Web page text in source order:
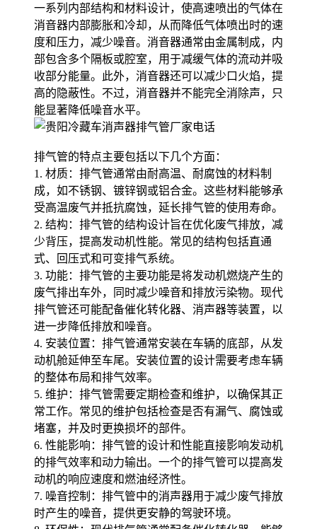
一系列内部结构和材料设计，使高速喷出的气体在
消音器内部膨胀和冷却，从而降低气体喷出时的速
度和压力，减少噪音。消音器通常由金属制成，内
部包含多个隔板或腔室，用于减缓气体的流动并吸
收部分能量。此外，消音器还可以减少口火焰，提
高的隐蔽性。不过，消音器并不能完全消除声，只
能显著降低噪音水平。
排气管的特点主要包括以下几个方面：
1. 材质：排气管通常由耐高温、耐腐蚀的材料制
成，如不锈钢、镀锌钢或铝合金。这些材料能够承
受高温废气并抵抗腐蚀，延长排气管的使用寿命。
2. 结构：排气管的结构设计旨在优化废气排放，减
少背压，提高发动机性能。常见的结构包括直通
式、回压式和可变排气系统。
3. 功能：排气管的主要功能是将发动机燃烧产生的
废气排出车外，同时减少噪音和排放污染物。现代
排气管还可能配备催化转化器、消声器等装置，以
进一步降低排放和噪音。
4. 安装位置：排气管通常安装在车辆的底部，从发
动机舱延伸至车尾。安装位置的设计需要考虑车辆
的整体布局和排气效率。
5. 维护：排气管需要定期检查和维护，以确保其正
常工作。常见的维护包括检查是否有漏气、腐蚀或
堵塞，并及时更换损坏的部件。
6. 性能影响：排气管的设计和性能直接影响发动机
的排气效率和动力输出。一个的排气管可以提高发
动机的响应速度和燃油经济性。
7. 噪音控制：排气管中的消声器用于减少废气排放
时产生的噪音，提供更安静的驾驶环境。